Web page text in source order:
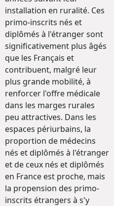
installation en ruralité. Ces
primo-inscrits nés et
diplômés à l'étranger sont
significativement plus âgés
que les Français et
contribuent, malgré leur
plus grande mobilité, à
renforcer l'offre médicale
dans les marges rurales
peu attractives. Dans les
espaces périurbains, la
proportion de médecins
nés et diplômés à l'étranger
et de ceux nés et diplômés
en France est proche, mais
la propension des primo-
inscrits étrangers à s'y